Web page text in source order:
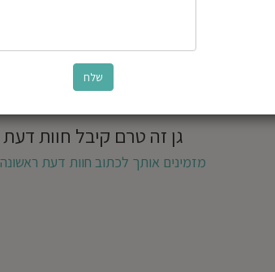
גן זה טרם קיבל חוות דעת
מזמינים אותך לכתוב חוות דעת ראשונה